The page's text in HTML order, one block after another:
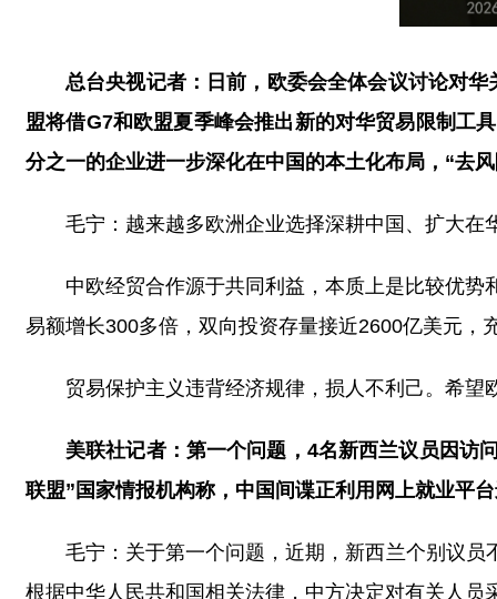
总台央视记者：日前，欧委会全体会议讨论对
盟将借G7和欧盟夏季峰会推出新的对华贸易限制工
分之一的企业进一步深化在中国的本土化布局，“去
毛宁：越来越多欧洲企业选择深耕中国、扩大在
中欧经贸合作源于共同利益，本质上是比较优
易额增长300多倍，双向投资存量接近2600亿美元，
贸易保护主义违背经济规律，损人不利己。希
美联社记者：第一个问题，4名新西兰议员因访
联盟”国家情报机构称，中国间谍正利用网上就业平
毛宁：关于第一个问题，近期，新西兰个别议
根据中华人民共和国相关法律，中方决定对有关人员